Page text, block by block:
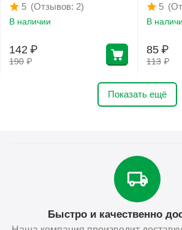
(Отзывов: 2)
5
В наличии
190 ₽
142 ₽
5
В
113 ₽
85 ₽
Показать ещё
Быстро и качественно